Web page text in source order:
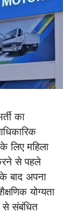
का
लिए महिला
से पहले
बाद अपना
योग्यता
से संबंधित